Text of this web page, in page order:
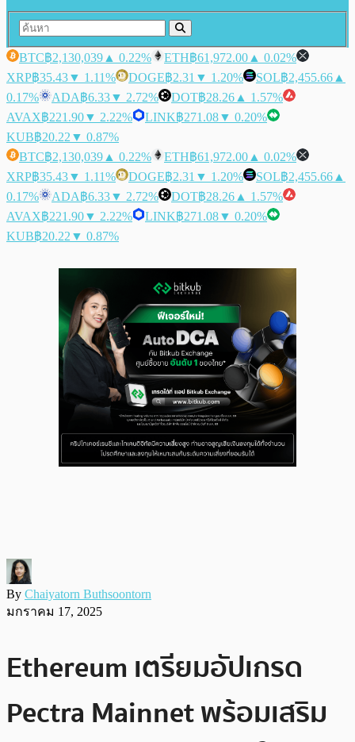
BTC฿2,130,039 ▲ 0.22% ETH฿61,972.00 ▲ 0.02%
XRP฿35.43▼ 1.11% DOGE฿2.31 ▼ 1.20% SOL฿2,455.66 ▲
0.17%
ADA฿6.33▼ 2.72% DOT฿28.26 ▲ 1.57%
AVAX฿221.90▼ 2.22% LINK฿271.08▼ 0.20%
KUB฿20.22 ▼ 0.87%
BTC฿2,130,039 ▲ 0.22% ETH฿61,972.00 ▲ 0.02%
XRP฿35.43▼ 1.11% DOGE฿2.31 ▼ 1.20% SOL฿2,455.66 ▲
0.17%
ADA฿6.33▼ 2.72% DOT฿28.26 ▲ 1.57%
AVAX฿221.90▼ 2.22% LINK฿271.08▼ 0.20%
KUB฿20.22 ▼ 0.87%
By Chaiyatorn Buthsoontorn
มกราคม 17, 2025
Ethereum เตรียมอัปเกรด
Pectra Mainnet พร้อมเสริม